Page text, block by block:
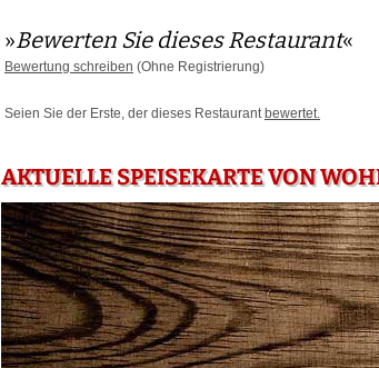
»Bewerten Sie dieses Restaurant«
Bewertung schreiben (Ohne Registrierung)
Seien Sie der Erste, der dieses Restaurant bewertet.
AKTUELLE SPEISEKARTE VON